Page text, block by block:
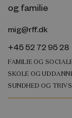
og familie
mig@rff.dk
+45 52 72 95 28
FAMILIE OG
SKOLE OG
SUNDHED OG